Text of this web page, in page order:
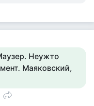
Неужто
Маяковский,